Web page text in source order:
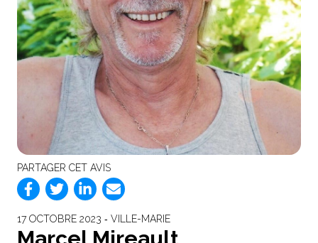
PARTAGER CET AVIS
17 OCTOBRE 2023 ‐ VILLE-MARIE